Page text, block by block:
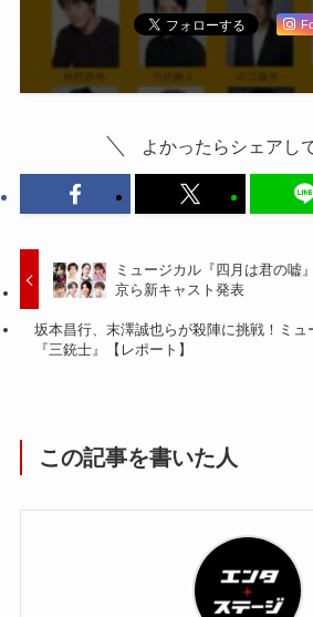
よかったらシェアし
ミュージカル『四月は君の嘘
京ら新キャスト発表
坂本昌行、末澤誠也らが殺陣に挑戦！ミュ
『三銃士』【レポート】
この記事を書いた人